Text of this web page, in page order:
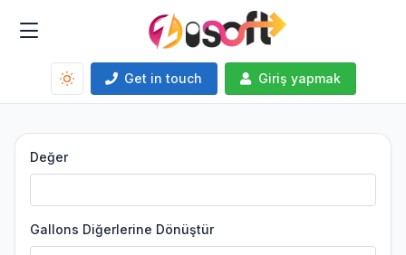
Get in touch Giriş yapmak
Değer
Gallons Diğerlerine Dönüştür